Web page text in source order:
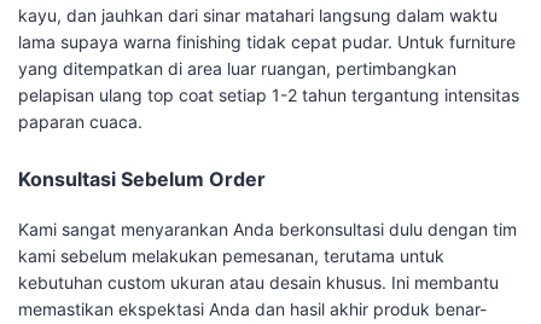
kayu, dan jauhkan dari sinar matahari langsung dalam waktu
lama supaya warna finishing tidak cepat pudar. Untuk furniture
yang ditempatkan di area luar ruangan, pertimbangkan
pelapisan ulang top coat setiap 1-2 tahun tergantung intensitas
paparan cuaca.
Konsultasi Sebelum Order
Kami sangat menyarankan Anda berkonsultasi dulu dengan tim
kami sebelum melakukan pemesanan, terutama untuk
kebutuhan custom ukuran atau desain khusus. Ini membantu
memastikan ekspektasi Anda dan hasil akhir produk benar-